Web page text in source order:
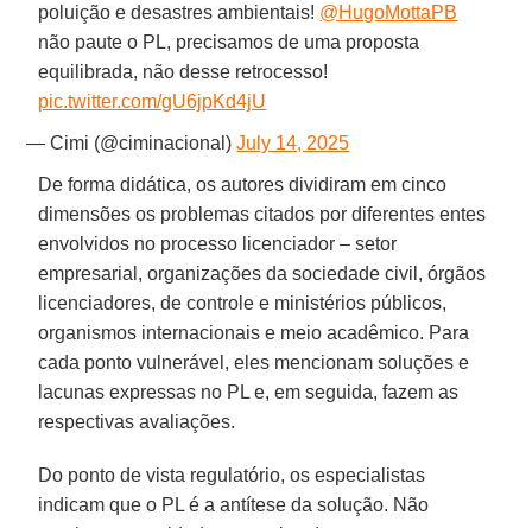
poluição e desastres ambientais! @HugoMottaPB
não paute o PL, precisamos de uma proposta
equilibrada, não desse retrocesso!
pic.twitter.com/gU6jpKd4jU
— Cimi (@ciminacional)July 14, 2025
De forma didática, os autores dividiram em cinco
dimensões os problemas citados por diferentes entes
envolvidos no processo licenciador – setor
empresarial, organizações da sociedade civil, órgãos
licenciadores, de controle e ministérios públicos,
organismos internacionais e meio acadêmico. Para
cada ponto vulnerável, eles mencionam soluções e
lacunas expressas no PL e, em seguida, fazem as
respectivas avaliações.
Do ponto de vista regulatório, os especialistas
indicam que o PL é a antítese da solução. Não